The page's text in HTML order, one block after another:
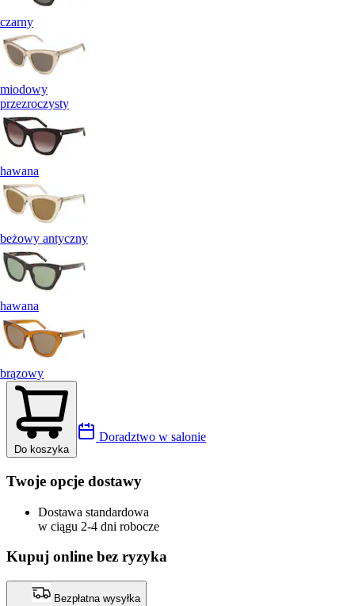
czarny
miodowy
przezroczysty
hawana
beżowy antyczny
hawana
brązowy
Do koszyka
Doradztwo w salonie
Twoje opcje dostawy
Dostawa standardowa
w ciągu 2-4 dni robocze
Kupuj online bez ryzyka
Bezpłatna wysyłka